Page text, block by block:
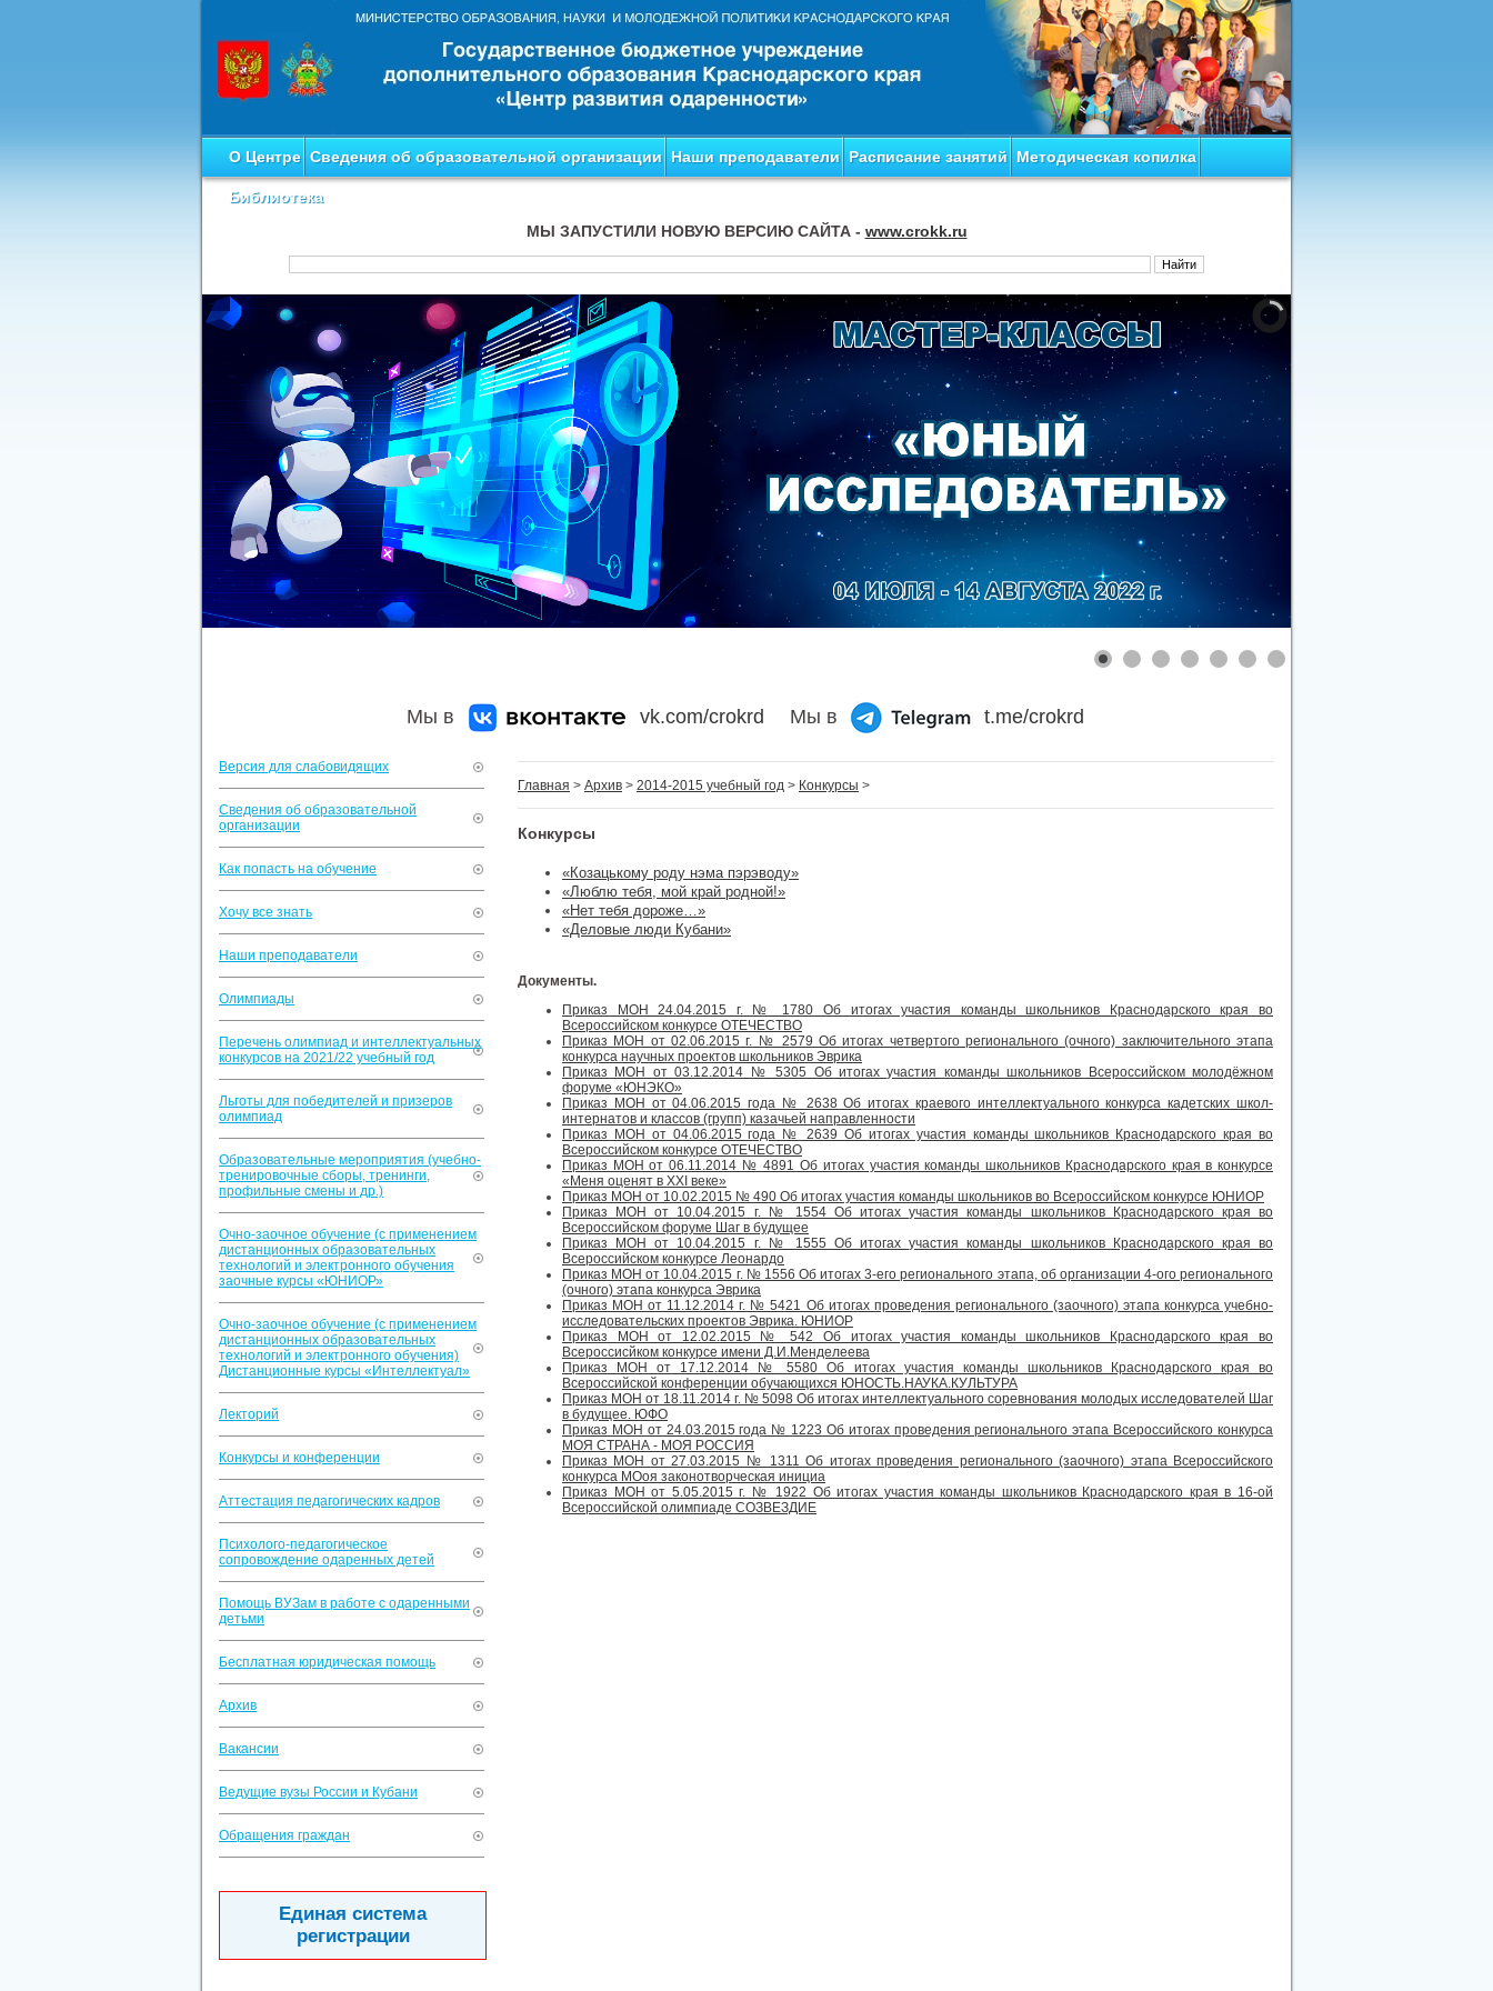
О Центре Сведения об образовательной организации Наши преподаватели Расписание занятий Методическая копилка
Библиотека
МЫ ЗАПУСТИЛИ НОВУЮ ВЕРСИЮ САЙТА - www.crokk.ru
Мы в vk.com/crokrd Мы в t.me/crokrd
Версия для слабовидящих
Сведения об образовательной
организации
Как попасть на обучение
Хочу все знать
Наши преподаватели
Олимпиады
Перечень олимпиад и интеллектуальных
конкурсов на 2021/22 учебный год
Льготы для победителей и призеров
олимпиад
Образовательные мероприятия (учебно-
тренировочные сборы, тренинги,
профильные смены и др.)
Очно-заочное обучение (с применением
дистанционных образовательных
технологий и электронного обучения
заочные курсы «ЮНИОР»
Очно-заочное обучение (с применением
дистанционных образовательных
технологий и электронного обучения)
Дистанционные курсы «Интеллектуал»
Лекторий
Конкурсы и конференции
Аттестация педагогических кадров
Психолого-педагогическое
сопровождение одаренных детей
Помощь ВУЗам в работе с одаренными
детьми
Бесплатная юридическая помощь
Архив
Вакансии
Ведущие вузы России и Кубани
Обращения граждан
Единая система
регистрации
Главная > Архив > 2014-2015 учебный год > Конкурсы >
Конкурсы
«Козацькому роду нэма пэрэводу»
«Люблю тебя, мой край родной!»
«Нет тебя дороже…»
«Деловые люди Кубани»
Документы.
Приказ МОН 24.04.2015 г. № 1780 Об итогах участия команды школьников Краснодарского края во
Всероссийском конкурсе ОТЕЧЕСТВО
Приказ МОН от 02.06.2015 г. № 2579 Об итогах четвертого регионального (очного) заключительного этапа
конкурса научных проектов школьников Эврика
Приказ МОН от 03.12.2014 № 5305 Об итогах участия команды школьников Всероссийском молодёжном
форуме «ЮНЭКО»
Приказ МОН от 04.06.2015 года № 2638 Об итогах краевого интеллектуального конкурса кадетских школ-
интернатов и классов (групп) казачьей направленности
Приказ МОН от 04.06.2015 года № 2639 Об итогах участия команды школьников Краснодарского края во
Всероссийском конкурсе ОТЕЧЕСТВО
Приказ МОН от 06.11.2014 № 4891 Об итогах участия команды школьников Краснодарского края в конкурсе
«Меня оценят в ХХI веке»
Приказ МОН от 10.02.2015 № 490 Об итогах участия команды школьников во Всероссийском конкурсе ЮНИОР
Приказ МОН от 10.04.2015 г. № 1554 Об итогах участия команды школьников Краснодарского края во
Всероссийском форуме Шаг в будущее
Приказ МОН от 10.04.2015 г. № 1555 Об итогах участия команды школьников Краснодарского края во
Всероссийском конкурсе Леонардо
Приказ МОН от 10.04.2015 г. № 1556 Об итогах 3-его регионального этапа, об организации 4-ого регионального
(очного) этапа конкурса Эврика
Приказ МОН от 11.12.2014 г. № 5421 Об итогах проведения регионального (заочного) этапа конкурса учебно-
исследовательских проектов Эврика. ЮНИОР
Приказ МОН от 12.02.2015 № 542 Об итогах участия команды школьников Краснодарского края во
Всероссисйком конкурсе имени Д.И.Менделеева
Приказ МОН от 17.12.2014 № 5580 Об итогах участия команды школьников Краснодарского края во
Всероссийской конференции обучающихся ЮНОСТЬ.НАУКА.КУЛЬТУРА
Приказ МОН от 18.11.2014 г. № 5098 Об итогах интеллектуального соревнования молодых исследователей Шаг
в будущее. ЮФО
Приказ МОН от 24.03.2015 года № 1223 Об итогах проведения регионального этапа Всероссийского конкурса
МОЯ СТРАНА - МОЯ РОССИЯ
Приказ МОН от 27.03.2015 № 1311 Об итогах проведения регионального (заочного) этапа Всероссийского
конкурса МОоя законотворческая инициа
Приказ МОН от 5.05.2015 г. № 1922 Об итогах участия команды школьников Краснодарского края в 16-ой
Всероссийской олимпиаде СОЗВЕЗДИЕ